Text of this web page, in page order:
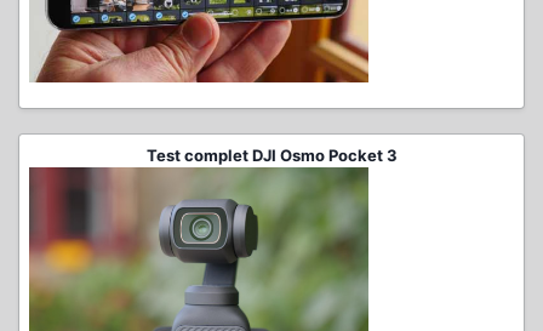
Test complet DJI Osmo Pocket 3